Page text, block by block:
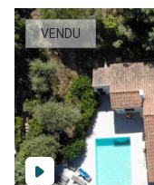
VENDU